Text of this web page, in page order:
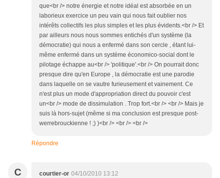
que<br /> notre énergie et notre idéal est absorbée en un
laborieux exercice un peu vain qui nous fait oublier nos
intérêts collectifs les plus simples et les plus évidents.<br /> Et
par ailleurs nous nous sommes entichés d'un système (la
démocratie) qui nous a enfermé dans son cercle , étant lui-
même enfermé dans un système économico-social dont le
pilotage échappe au<br /> 'politique'.<br /> On pourrait donc
presque dire qu'en Europe , la démocratie est une parodie
dans laquelle on se vautre furieusement et vainement. Ce
n'est plus un mode d'appropriation direct du pouvoir c'est
un<br /> mode de dissimulation . Trop fort.<br /> <br /> Mais je
suis là hors-sujet (même si ma conclusion est presque post-
werrebrouckienne ! ;) )<br /> <br /> <br />
Répondre
C courtier-or 04/10/2010 13:12